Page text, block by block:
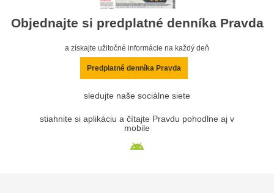
Objednajte si predplatné denníka Pravda
a získajte užitočné informácie na každý deň
Predplatné denníka Pravda
sledujte naše sociálne siete
stiahnite si aplikáciu a čítajte Pravdu pohodlne aj v
mobile